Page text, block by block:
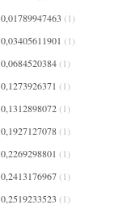
0,01789947463 (1)
0,03405611901 (1)
0,0684520384(1)
0,1273926371 (1)
0,1312898072(1)
0,1927127078(1)
0,2269298801 (1)
0,2413176967(1)
0,2519233523 (1)